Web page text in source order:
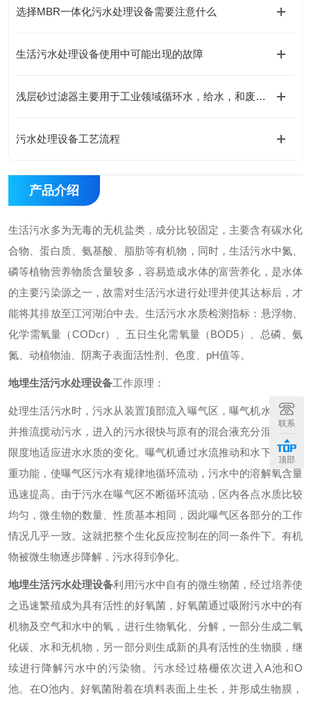
选择MBR一体化污水处理设备需要注意什么
生活污水处理设备使用中可能出现的故障
浅层砂过滤器主要用于工业领域循环水，给水，和废水的过滤
污水处理设备工艺流程
产品介绍
生活污水多为无毒的无机盐类，成分比较固定，主要含有碳水化
合物、蛋白质、氨基酸、脂肪等有机物，同时，生活污水中氮、
磷等植物营养物质含量较多，容易造成水体的富营养化，是水体
的主要污染源之一，故需对生活污水进行处理并使其达标后，才
能将其排放至江河湖泊中去。生活污水水质检测指标：悬浮物、
化学需氧量（CODcr）、五日生化需氧量（BOD5）、总磷、氨
氮、动植物油、阴离子表面活性剂、色度、pH值等。
地埋生活污水处理设备工作原理：
处理生活污水时，污水从装置顶部流入曝气区，曝气机水下曝气
并推流搅动污水，进入的污水很快与原有的混合液充分混合，大
限度地适应进水水质的变化。曝气机通过水流推动和水下曝气双
重功能，使曝气区污水有规律地循环流动，污水中的溶解氧含量
迅速提高。由于污水在曝气区不断循环流动，区内各点水质比较
均匀，微生物的数量、性质基本相同，因此曝气区各部分的工作
情况几乎一致。这就把整个生化反应控制在的同一条件下。有机
物被微生物逐步降解，污水得到净化。
地埋生活污水处理设备利用污水中自有的微生物菌，经过培养使
之迅速繁殖成为具有活性的好氧菌，好氧菌通过吸附污水中的有
机物及空气和水中的氧，进行生物氧化、分解，一部分生成二氧
化碳、水和无机物，另一部分则生成新的具有活性的生物膜，继
续进行降解污水中的污染物。污水经过格栅依次进入A池和O
池。在O池内。好氧菌附着在填料表面上生长，并形成生物膜，
联系
顶部